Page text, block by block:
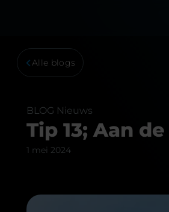
Alle blogs
BLOG Nieuws
Tip 13; Aan
1 mei 2024